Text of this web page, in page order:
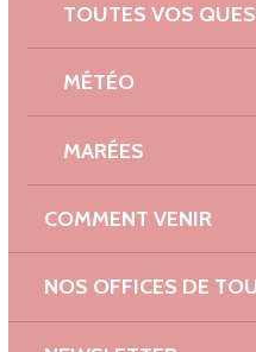
TOUTES VOS
MÉTÉO
MARÉES
COMMENT VENIR
NOS OFFICES DE
!